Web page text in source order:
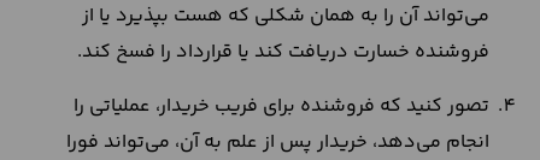
می‌تواند آن را به همان شکلی که هست بپذیرد یا از
فروشنده خسارت دریافت کند یا قرارداد را فسخ کند.
تصور کنید که فروشنده برای فریب خریدار، عملیاتی را
انجام می‌دهد، خریدار پس از علم به آن، می‌تواند فورا